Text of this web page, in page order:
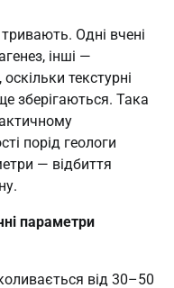
Одні вчені
інші —
текстурні
зберігаються. Така
порід геологи
— відбиття
параметри
від 30–50